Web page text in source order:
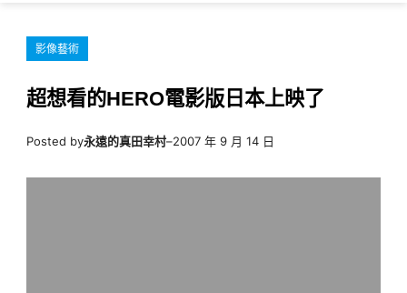
影像藝術
超想看的HERO電影版日本上映了
Posted by永遠的真田幸村–2007 年 9 月 14 日